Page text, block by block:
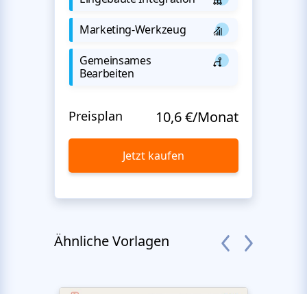
Marketing-Werkzeug
Gemeinsames
Bearbeiten
Preisplan 10,6 €/Monat
Jetzt kaufen
Ähnliche Vorlagen